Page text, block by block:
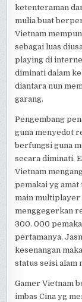
ketenteraman
mulia buat
Vietnam
sebagai luas
playing di
diminati dalam
diantara nun
garang.
Pengembang
guna menyedot
berfungsi guna
secara diminati.
Vietnam
pemakai yg
main multiplayer
menggegerkan
300. 000
pertamanya.
kesenangan
status seisi alam
Gamer Vietnam
imbas Cina yg